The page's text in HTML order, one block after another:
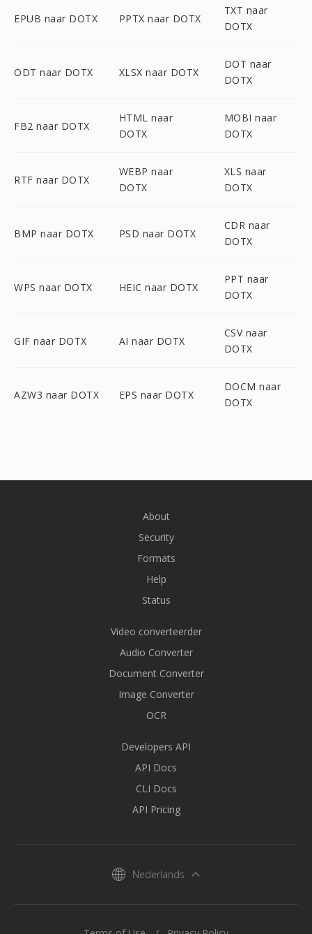
EPUB naar DOTX PPTX naar DOTX
TXT naar
DOTX
ODT naar DOTX XLSX naar DOTX
DOT naar
DOTX
FB2 naar DOTX
HTML naar
DOTX
MOBI naar
DOTX
RTF naar DOTX
WEBP naar
DOTX
XLS naar
DOTX
BMP naar DOTX PSD naar DOTX
CDR naar
DOTX
WPS naar DOTX HEIC naar DOTX
PPT naar
DOTX
GIF naar DOTX AI naar DOTX
CSV naar
DOTX
AZW3 naar DOTX EPS naar DOTX
DOCM naar
DOTX
About
Security
Formats
Help
Status
Video converteerder
Audio Converter
Document Converter
Image Converter
OCR
Developers API
API Docs
CLI Docs
API Pricing
Nederlands